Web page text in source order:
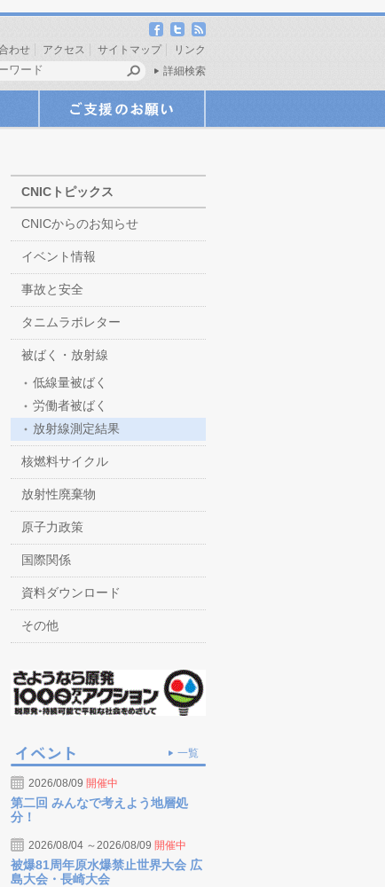
わせ アクセス サイトマップ
リンク
詳細検索
CNICトピックス
CNICからのお知らせ
イベント情報
事故と安全
タニムラボレター
被ばく・放射線
低線量被ばく
労働者被ばく
放射線測定結果
核燃料サイクル
放射性廃棄物
原子力政策
国際関係
資料ダウンロード
その他
一覧
2026/08/09 開催中
第二回 みんなで考えよう地層処
分！
2026/08/04 ～2026/08/09 開催中
被爆81周年原水爆禁止世界大会 広
島大会・長崎大会